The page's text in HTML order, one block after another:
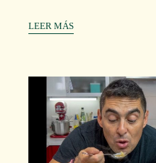
LEER MÁS